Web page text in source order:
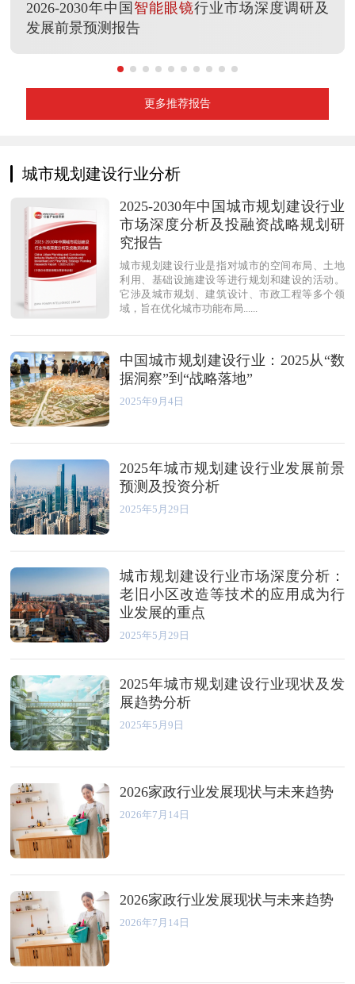
2026-2030年中国 智能眼镜行业市场深度调研及
发展前景预测报告
更多推荐报告
城市规划建设行业分析
2025-2030年中国城市规划建设行业
市场深度分析及投融资战略规划研
究报告
城市规划建设行业是指对城市的空间布局、土地
利用、基础设施建设等进行规划和建设的活动。
它涉及城市规划、建筑设计、市政工程等多个领
域，旨在优化城市功能布局......
中国城市规划建设行业：2025从“数
据洞察”到“战略落地”
2025年9月4日
2025年城市规划建设行业发展前景
预测及投资分析
2025年5月29日
城市规划建设行业市场深度分析：
老旧小区改造等技术的应用成为行
业发展的重点
2025年5月29日
2025年城市规划建设行业现状及发
展趋势分析
2025年5月9日
2026家政行业发展现状与未来趋势
2026年7月14日
2026家政行业发展现状与未来趋势
2026年7月14日